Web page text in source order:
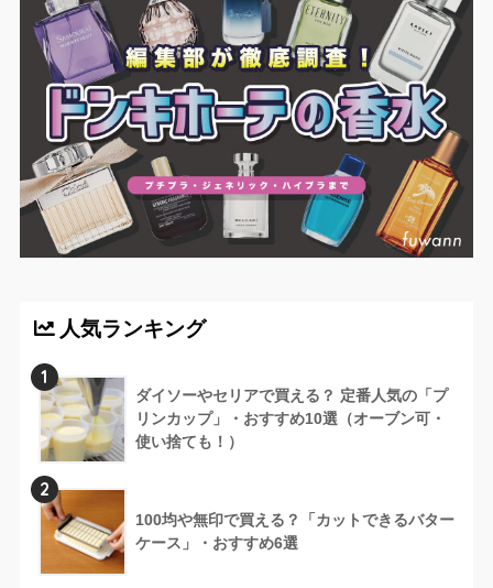
人気ランキング
1
ダイソーやセリアで買える？ 定番人気の「プ
リンカップ」・おすすめ10選（オーブン可・
使い捨ても！）
2
100均や無印で買える？「カットできるバター
ケース」・おすすめ6選